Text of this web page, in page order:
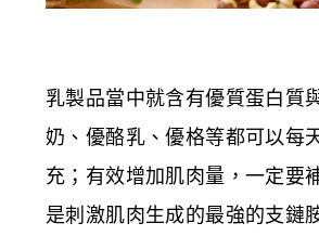
乳製品當中就含有優質蛋白質
奶、優酪乳、優格等都可以每
充；有效增加肌肉量，一定要
是刺激肌肉生成的最強的支鏈